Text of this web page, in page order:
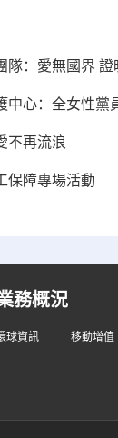
隊：愛無國界 證
中心：全女性黨
不再流浪
保障專場活動
務概況
球資訊 移動增值